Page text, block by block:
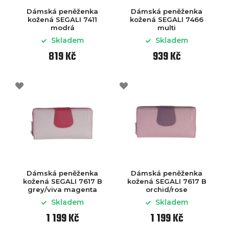
Dámská peněženka
kožená SEGALI 7411
modrá
Skladem
819 Kč
Dámská peněženka
kožená SEGALI 7466
multi
Skladem
939 Kč
Dámská peněženka
kožená SEGALI 7617 B
grey/viva magenta
Skladem
1 199 Kč
Dámská peněženka
kožená SEGALI 7617 B
orchid/rose
Skladem
1 199 Kč